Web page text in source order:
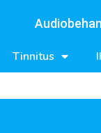
Tinnitus